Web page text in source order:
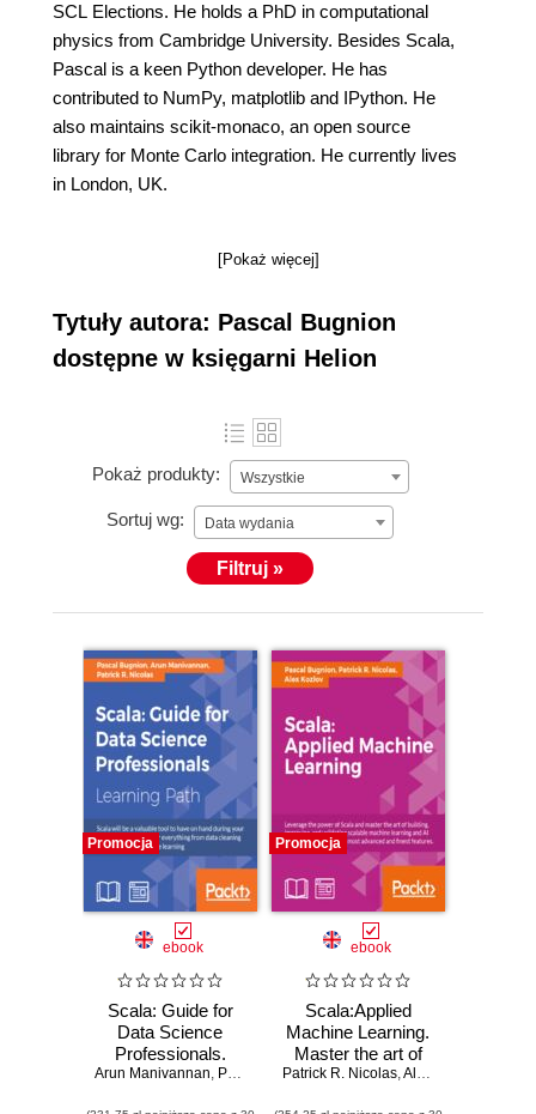
SCL Elections. He holds a PhD in computational
physics from Cambridge University. Besides Scala,
Pascal is a keen Python developer. He has
contributed to NumPy, matplotlib and IPython. He
also maintains scikit-monaco, an open source
library for Monte Carlo integration. He currently lives
in London, UK.
[Pokaż więcej]
Tytuły autora: Pascal Bugnion
dostępne w księgarni Helion
Pokaż produkty: Wszystkie
Sortuj wg: Data wydania
Filtruj »
Promocja
ebook
Scala: Guide for
Data Science
Professionals.
Build robust data
Arun Manivannan, Pascal Bugnion , Patrick R. Nicolas
Promocja
ebook
Scala:Applied
Machine Learning.
Master the art of
Machine Learning
Patrick R. Nicolas,Alex Kozlov